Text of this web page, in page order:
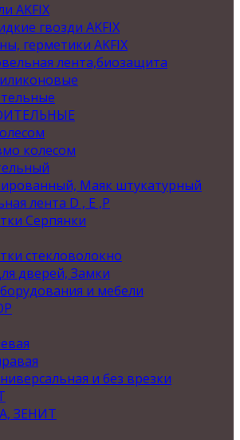
AKFIX
гвозди AKFIX
герметики AKFIX
лента,биозащита
колесом
Маяк штукатурный
лента D , Е ,P
Серпянки
стекловолокно
дверей, Замки
и мебели
и без врезки
ЗЕНИТ